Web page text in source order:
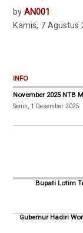
by AN001
Kamis, 7 Agustus
INFO
November 2025 NTB
Senin, 1 Desember 2025
Bupati Lotim
Gubernur Hadiri